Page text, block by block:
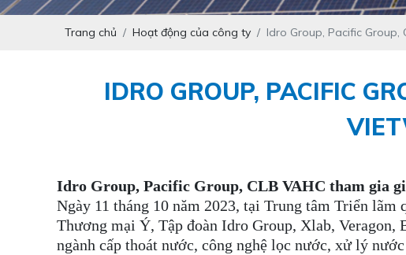
Trang chủ Hoạt động của công ty Idro Group, Pacific
IDRO GROUP, PACIFIC
Idro Group, Pacific Group, CLB VAHC tham gia
Ngày 11 tháng 10 năm 2023, tại Trung tâm Triển
Thương mại Ý, Tập đoàn Idro Group, Xlab, Veragon,
ngành cấp thoát nước, công nghệ lọc nước, xử lý